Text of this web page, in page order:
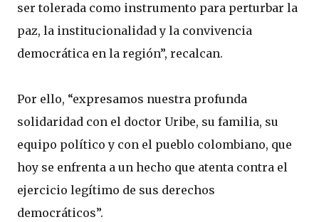
ser tolerada como instrumento para perturbar la
paz, la institucionalidad y la convivencia
democrática en la región”, recalcan.
Por ello, “expresamos nuestra profunda
solidaridad con el doctor Uribe, su familia, su
equipo político y con el pueblo colombiano, que
hoy se enfrenta a un hecho que atenta contra el
ejercicio legítimo de sus derechos
democráticos”.